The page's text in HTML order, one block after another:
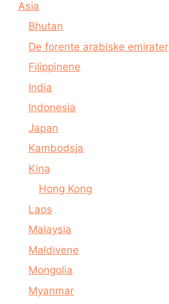
Asia
Bhutan
De forente arabiske emirater
Filippinene
India
Indonesia
Japan
Kambodsja
Kina
Hong Kong
Laos
Malaysia
Maldivene
Mongolia
Myanmar